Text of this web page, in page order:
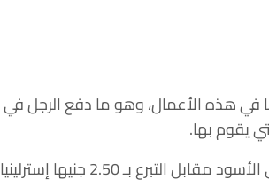
في هذه الأعمال، وهو ما دفع الرجل في
يقوم بها.
وكانت الطريقة التي توصل إليها هي صناعة وبيع خبز الجاودار المخمر الأوكراني الأسود مقابل التبرع بـ 2.50 جنيها إسترلينيا